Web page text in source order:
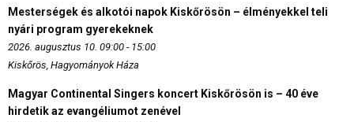
Mesterségek és alkotói napok Kiskőrösön – élményekkel teli
nyári program gyerekeknek
2026. augusztus 10. 09:00 - 15:00
Kiskőrös, Hagyományok Háza
Magyar Continental Singers koncert Kiskőrösön is – 40 éve
hirdetik az evangéliumot zenével